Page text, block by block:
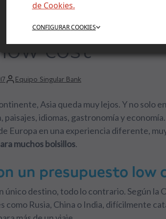
de Cookies.
CONFIGURARCOOKIES
con un
low cost
Equipo Singular Bank
Asia queda muy lejos. Y no solo
idiomas, gastronomía y
Europa en una experiencia diferente,
muchos bolsillos.
un presupuesto low
único destino, todo lo contrario. Según la
como Rusia, China o India, difícilmente